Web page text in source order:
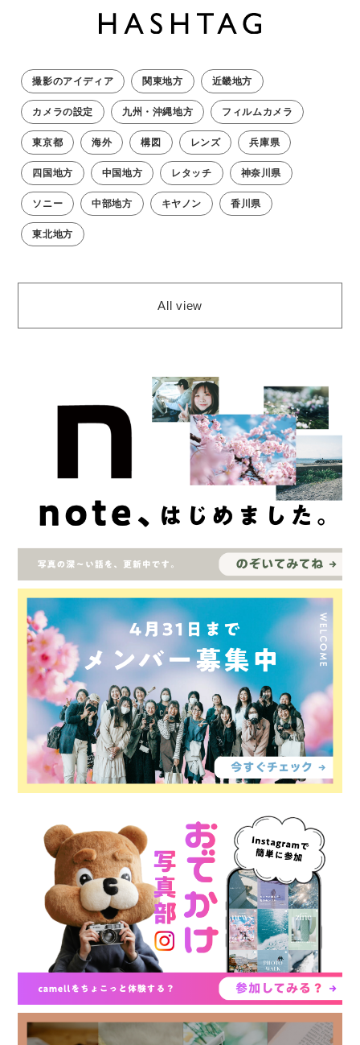
撮影のアイディア 関東地方 近畿地方
カメラの設定 九州・沖縄地方 フィルムカメラ
東京都 海外 構図 レンズ 兵庫県
四国地方 中国地方 レタッチ 神奈川県
ソニー 中部地方 キヤノン 香川県
東北地方
All view